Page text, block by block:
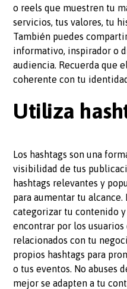
o reels que muestren tu
servicios, tus valores, tu
También puedes
informativo, inspirador o
audiencia. Recuerda que
coherente con tu
Utiliza
Los hashtags son una
visibilidad de tus
hashtags relevantes y
para aumentar tu alcance.
categorizar tu contenido y
encontrar por los usuarios
relacionados con tu
propios hashtags para
o tus eventos. No abuses
mejor se adapten a tu